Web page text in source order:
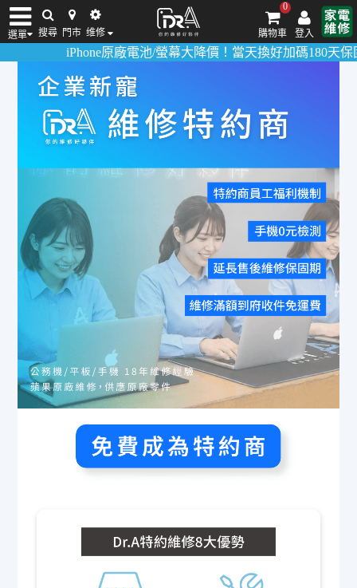
選單 搜尋 門市 维修 登入
0
購物車
iPhone維修/價格 筆電維修/價格 Android手機維修/價格 MacBook維修/價
iPhone原廠電池/螢幕大降價！當天換好加碼180天保固！活